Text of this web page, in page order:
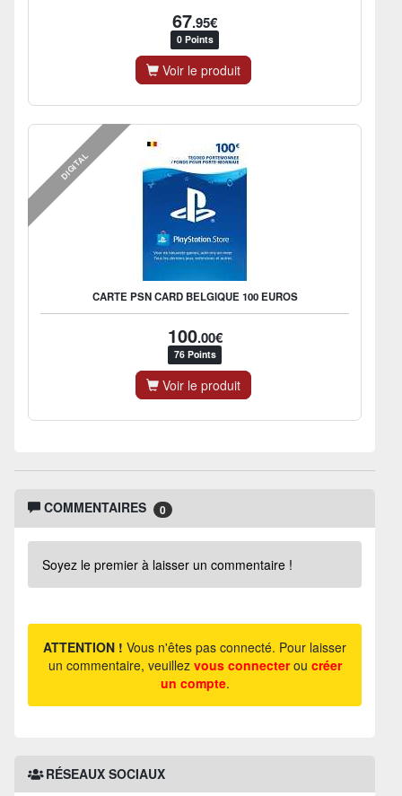
67.95€
0 Points
Voir le produit
CARTE PSN CARD BELGIQUE 100 EUROS
100.00€
76 Points
Voir le produit
DIGITAL
COMMENTAIRES 0
Soyez le premier à laisser un commentaire !
ATTENTION ! Vous n'êtes pas connecté. Pour laisser
un commentaire, veuillez vous connecterou créer
un compte.
RÉSEAUX SOCIAUX